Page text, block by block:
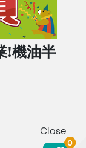
!機油半
Close
0